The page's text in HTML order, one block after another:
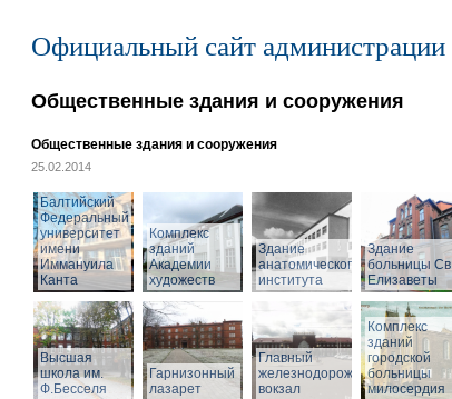
Официальный сайт
Общественные здания и сооружения
Общественные здания и сооружения
25.02.2014
Балтийский
Федеральный
университет
имени
Иммануила
Канта
Комплекс
зданий
Академии
художеств
Здание
анатомического
института
Здание
больницы
Елизаветы
Высшая
школа им.
Ф.Бесселя
Гарнизонный
лазарет
Главный
железнодорожный
вокзал
Комплекс
зданий
городской
больницы
милосердия